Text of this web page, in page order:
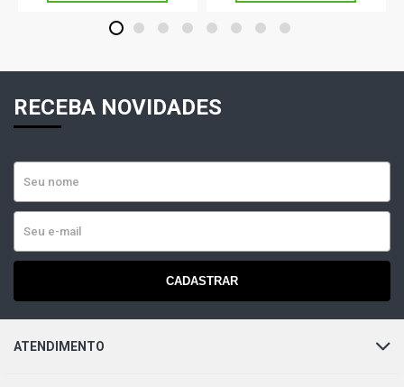
1 2 3 4 5 6 7 8
RECEBA NOVIDADES
CADASTRAR
ATENDIMENTO